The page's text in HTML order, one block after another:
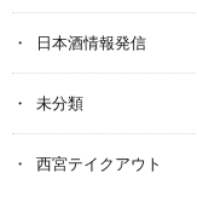
日本酒情報発信
未分類
西宮テイクアウト